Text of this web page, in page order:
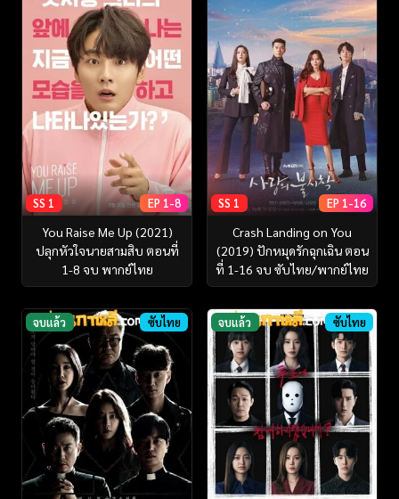
SS 1 EP 1-8
You Raise Me Up (2021)
ปลุกหัวใจนายสามสิบ ตอนที่
1-8 จบ พากย์ไทย
SS 1 EP 1-16
Crash Landing on You
(2019) ปักหมุดรักฉุกเฉิน ตอน
ที่ 1-16 จบ ซับไทย/พากย์ไทย
จบแล้ว ซับไทย จบแล้ว ซับไทย